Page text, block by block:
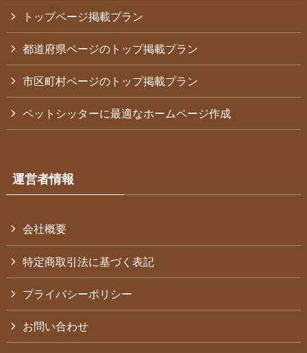
トップページ掲載プラン
都道府県ページのトップ掲載プラン
市区町村ページのトップ掲載プラン
ペットシッターに最適なホームページ作成
運営者情報
会社概要
特定商取引法に基づく表記
プライバシーポリシー
お問い合わせ